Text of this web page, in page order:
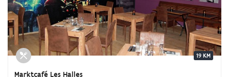
19 KM
Marktcafé Les Halles